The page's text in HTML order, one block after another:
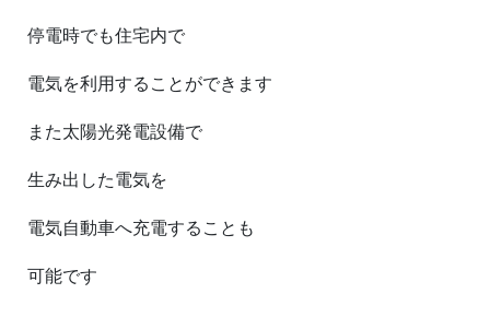
停電時でも住宅内で
電気を利用することができます
また太陽光発電設備で
生み出した電気を
電気自動車へ充電することも
可能です